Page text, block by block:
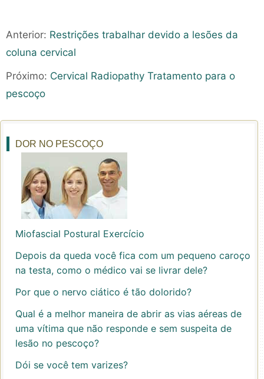
Anterior: Restrições trabalhar devido a lesões da
coluna cervical
Próximo: Cervical Radiopathy Tratamento para o
pescoço
DOR NO PESCOÇO
Miofascial Postural Exercício
Depois da queda você fica com um pequeno caroço
na testa, como o médico vai se livrar dele?
Por que o nervo ciático é tão dolorido?
Qual é a melhor maneira de abrir as vias aéreas de
uma vítima que não responde e sem suspeita de
lesão no pescoço?
Dói se você tem varizes?